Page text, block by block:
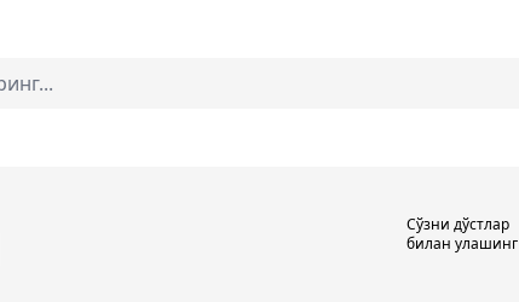
Сўзни дўстлар
билан улашинг